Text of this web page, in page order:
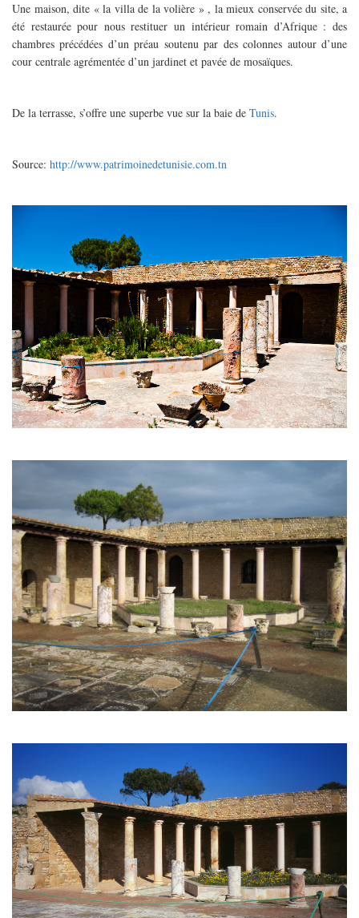
Une maison, dite « la villa de la volière » , la mieux conservée du site, a
été restaurée pour nous restituer un intérieur romain d’Afrique : des
chambres précédées d’un préau soutenu par des colonnes autour d’une
cour centrale agrémentée d’un jardinet et pavée de mosaïques.
De la terrasse, s’offre une superbe vue sur la baie de Tunis.
Source: http://www.patrimoinedetunisie.com.tn